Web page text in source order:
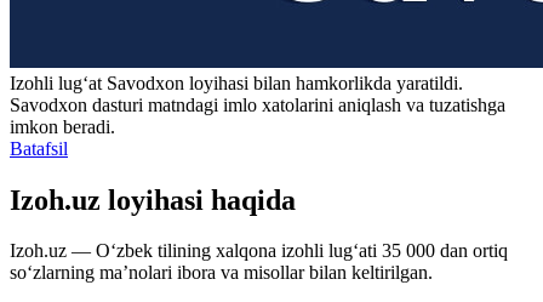
Izohli lugʻat Savodxon loyihasi bilan hamkorlikda yaratildi.
Savodxon dasturi matndagi imlo xatolarini aniqlash va tuzatishga
imkon beradi.
Batafsil
Izoh.uz loyihasi haqida
Izoh.uz — O‘zbek tilining xalqona izohli lug‘ati 35 000 dan ortiq
so‘zlarning ma’nolari ibora va misollar bilan keltirilgan.